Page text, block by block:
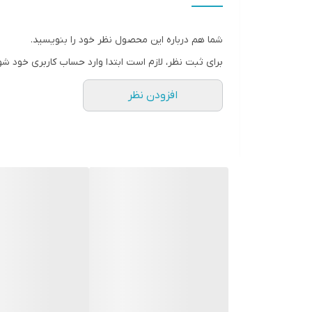
شما هم درباره این محصول نظر خود را بنویسید.
برای ثبت نظر، لازم است ابتدا وارد حساب کاربری خود
افزودن نظر